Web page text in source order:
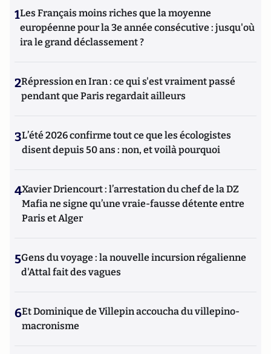
1Les Français moins riches que la moyenne
européenne pour la 3e année consécutive : jusqu'où
ira le grand déclassement ?
2Répression en Iran : ce qui s'est vraiment passé
pendant que Paris regardait ailleurs
3L’été 2026 confirme tout ce que les écologistes
disent depuis 50 ans : non, et voilà pourquoi
4Xavier Driencourt : l’arrestation du chef de la DZ
Mafia ne signe qu’une vraie-fausse détente entre
Paris et Alger
5Gens du voyage : la nouvelle incursion régalienne
d'Attal fait des vagues
6Et Dominique de Villepin accoucha du villepino-
macronisme